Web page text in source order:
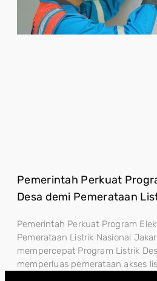
Pemerintah Perkuat
Desa demi Pemerataan
Pemerintah Perkuat Program
Pemerataan Listrik Nasional
mempercepat Program Listrik
memperluas pemerataan akses